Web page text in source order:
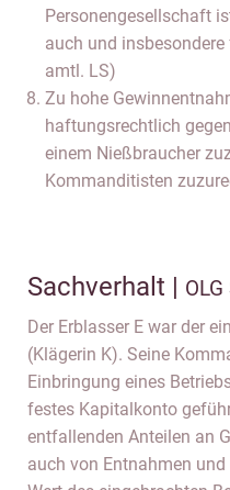
Personengesellschaft
auch und
amtl. LS)
Zu hohe
haftungsrechtlich
einem Nießbraucher
Kommanditisten
Sachverhalt |
Der Erblasser E war der
(Klägerin K). Seine
Einbringung eines
festes Kapitalkonto
entfallenden Anteilen an
auch von Entnahmen